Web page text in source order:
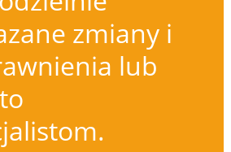
zmiany i
lub